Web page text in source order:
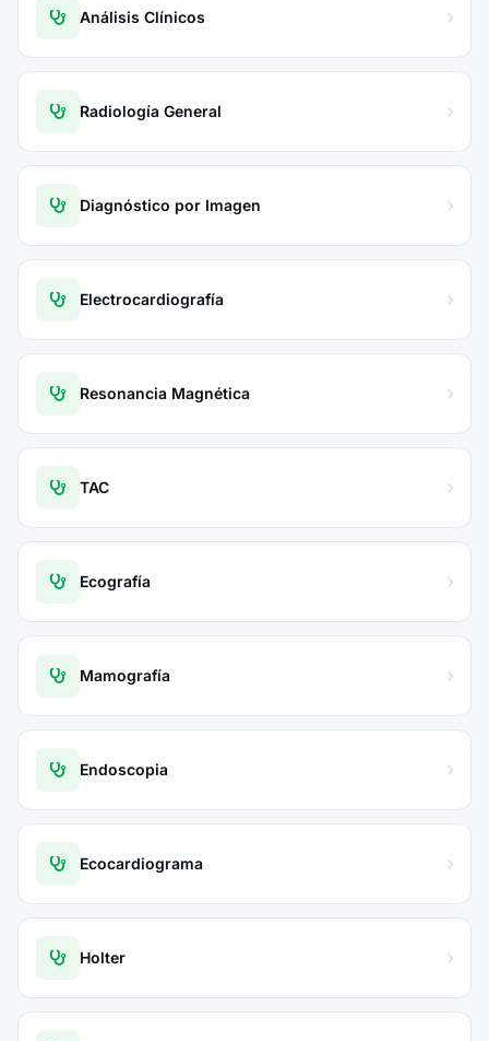
Análisis Clínicos
Radiología General
Diagnóstico por Imagen
Electrocardiografía
Resonancia Magnética
TAC
Ecografía
Mamografía
Endoscopia
Ecocardiograma
Holter